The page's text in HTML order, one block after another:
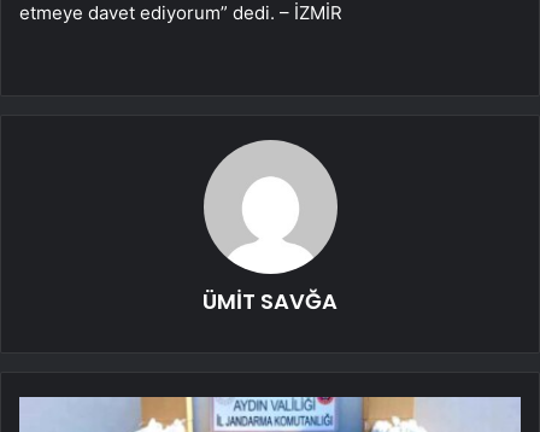
etmeye davet ediyorum” dedi. – İZMİR
ÜMİT SAVĞA